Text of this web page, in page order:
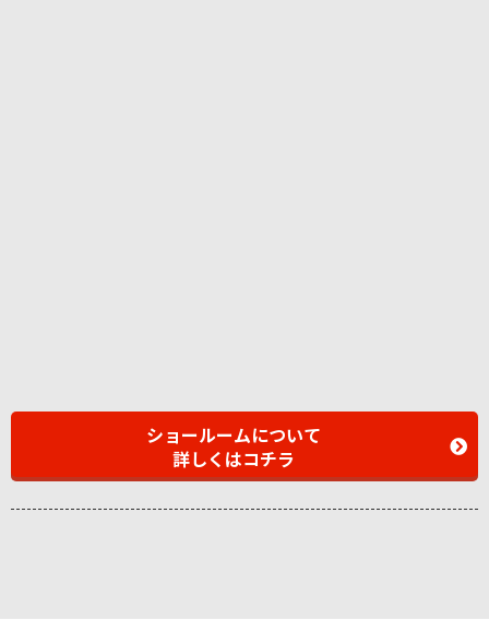
ショールームについて
詳しくはコチラ